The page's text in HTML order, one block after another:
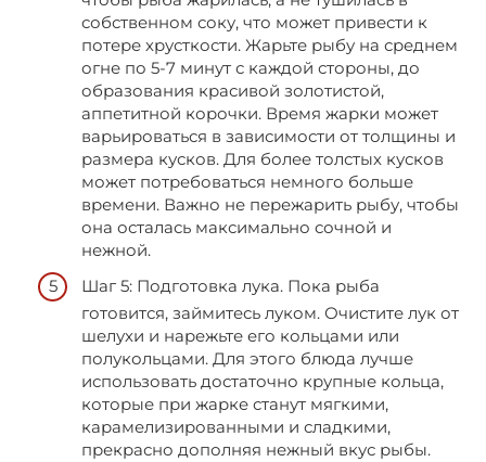
собственном соку, что может привести к
потере хрусткости. Жарьте рыбу на среднем
огне по 5-7 минут с каждой стороны, до
образования красивой золотистой,
аппетитной корочки. Время жарки может
варьироваться в зависимости от толщины и
размера кусков. Для более толстых кусков
может потребоваться немного больше
времени. Важно не пережарить рыбу, чтобы
она осталась максимально сочной и
нежной.
Шаг 5: Подготовка лука. Пока рыба
готовится, займитесь луком. Очистите лук от
шелухи и нарежьте его кольцами или
полукольцами. Для этого блюда лучше
использовать достаточно крупные кольца,
которые при жарке станут мягкими,
карамелизированными и сладкими,
прекрасно дополняя нежный вкус рыбы.